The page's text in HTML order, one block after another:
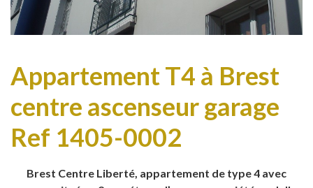
Appartement T4 à Brest
centre ascenseur garage
Ref 1405-0002
Brest Centre Liberté, appartement de type 4 avec